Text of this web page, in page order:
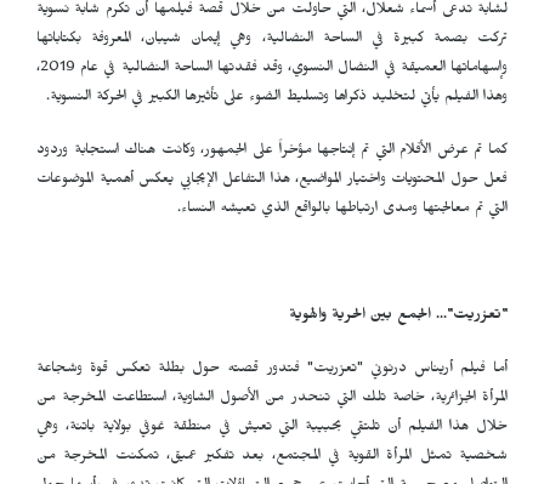
لشابة تدعى أسماء شعلال، التي حاولت من خلال قصة فيلمها أن تكرم شابة نسوية
تركت بصمة كبيرة في الساحة النضالية، وهي إيمان شيبان، المعروفة بكتاباتها
وإسهاماتها العميقة في النضال النسوي، وقد فقدتها الساحة النضالية في عام 2019،
وهذا الفيلم يأتي لتخليد ذكراها وتسليط الضوء على تأثيرها الكبير في الحركة النسوية.
كما تم عرض الأفلام التي تم إنتاجها مؤخراً على الجمهور، وكانت هناك استجابة وردود
فعل حول المحتويات واختيار المواضيع، هذا التفاعل الإيجابي يعكس أهمية الموضوعات
التي تم معالجتها ومدى ارتباطها بالواقع الذي تعيشه النساء.
"تعزريت"... الجمع بين الحرية والهوية
أما فيلم أريناس درنوني "تعزريت" فتدور قصته حول بطلة تعكس قوة وشجاعة
المرأة الجزائرية، خاصة تلك التي تنحدر من الأصول الشاوية، استطاعت المخرجة من
خلال هذا الفيلم أن تلتقي بحبيبة التي تعيش في منطقة غوفي بولاية باتنة، وهي
شخصية تمثل المرأة القوية في المجتمع، بعد تفكير عميق، تمكنت المخرجة من